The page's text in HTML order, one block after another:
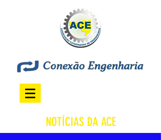
NOTÍCIAS DA ACE